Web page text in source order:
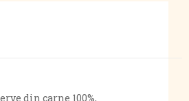
din carne 100%,